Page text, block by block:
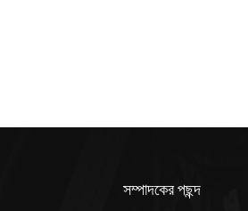
সম্পাদকের পছন্দ